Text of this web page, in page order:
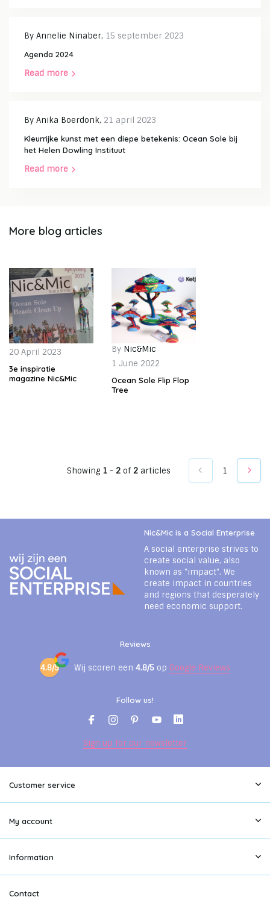
By Annelie Ninaber, 15 september 2023
Agenda 2024
Read more
By Anika Boerdonk, 21 april 2023
Kleurrijke kunst met een diepe betekenis: Ocean Sole bij
het Helen Dowling Instituut
Read more
More blog articles
20 April 2023
3e inspiratie
magazine Nic&Mic
By Nic&Mic
1 June 2022
Ocean Sole Flip Flop
Tree
Showing 1 - 2 of2 articles 1
Nic&Mic is a Social Enterprise
A social enterprise strives to
create social value, also
known as "impact". We
create impact in countries
and regions that desperately
need economic support.
Reviews
4.8/5 Wij scoren een 4.8/5 op Google Reviews
Follow us!
Sign up for our newsletter
Customer service
My account
Information
Contact